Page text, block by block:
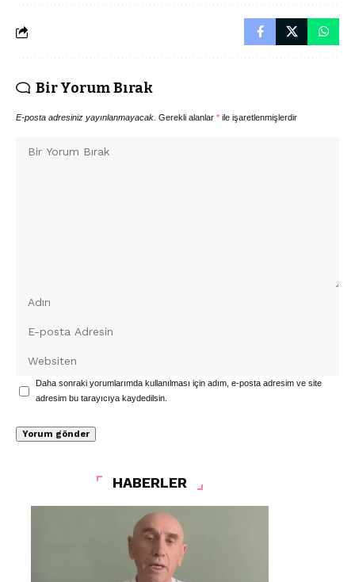
Bir Yorum Bırak
E-posta adresiniz yayınlanmayacak. Gerekli alanlar * ile işaretlenmişlerdir
Daha sonraki yorumlarımda kullanılması için adım, e-posta adresim ve site
adresim bu tarayıcıya kaydedilsin.
HABERLER